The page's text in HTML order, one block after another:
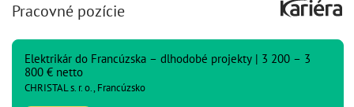
Pracovné pozície
Elektrikár do Francúzska – dlhodobé projekty | 3 200 – 3
800 € netto
CHRISTAL s. r. o., Francúzsko